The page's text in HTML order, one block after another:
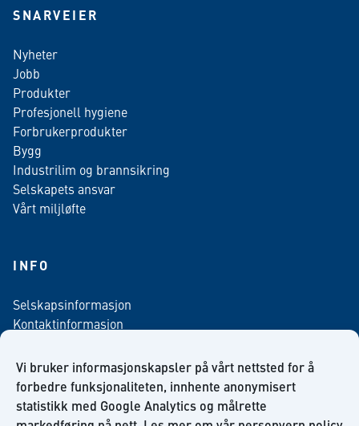
Vi bruker informasjonskapsler på vårt nettsted for å
forbedre funksjonaliteten, innhente anonymisert
statistikk med Google Analytics og målrette
SNARVEIER
Nyheter
Jobb
Produkter
Profesjonell hygiene
Forbrukerprodukter
Bygg
Industrilim og brannsikring
Selskapets ansvar
Vårt miljløfte
INFO
Selskapsinformasjon
Kontaktinformasjon
Salgsbetingelser
Nyhetsbrev påmelding